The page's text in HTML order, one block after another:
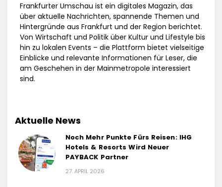
Frankfurter Umschau ist ein digitales Magazin, das
über aktuelle Nachrichten, spannende Themen und
Hintergründe aus Frankfurt und der Region berichtet.
Von Wirtschaft und Politik über Kultur und Lifestyle bis
hin zu lokalen Events – die Plattform bietet vielseitige
Einblicke und relevante Informationen für Leser, die
am Geschehen in der Mainmetropole interessiert
sind.
Aktuelle News
Noch Mehr Punkte Fürs Reisen: IHG
Hotels & Resorts Wird Neuer
PAYBACK Partner
27. APRIL 2026